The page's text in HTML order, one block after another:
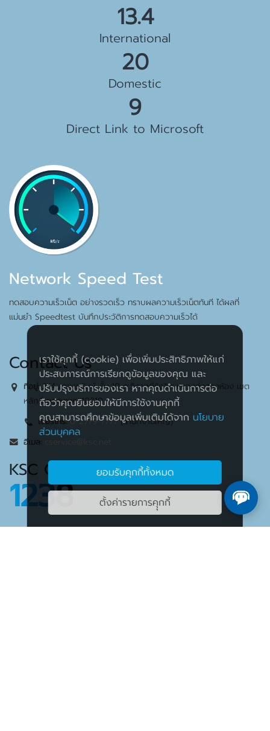
15.0
International
22
Domestic
10
Direct Link to Microsoft
Network Speed Test
ทดสอบความเร็วเน็ต อย่างรวดเร็ว ทราบผลความเร็วเน็ตทันที ได้ผลที่
แม่นยำ Speedtest บันทึกประวัติการทดสอบความเร็วได้
Contact Us
ที่อยู่:2/4 อาคารชับบ์ ชั้น 10 ถ.วิภาวดีรังสิต แขวงทุ่งสองห้อง เขต
หลักสี่ กรุงเทพฯ 10210
เบอร์โทร: 0-2779-7777(สำนักงานใหญ่)
อีเมล:
KSC Call Center
1238
เราใช้คุกกี้ (cookie) เพื่อเพิ่มประสิทธิภาพให้แก่
ประสบการณ์การเรียกดูข้อมูลของคุณ และ
ปรับปรุงบริการของเรา หากคุณดำเนินการต่อ
ถือว่าคุณยินยอมให้มีการใช้งานคุกกี้
คุณสามารถศึกษาข้อมูลเพิ่มเติมได้จาก นโยบาย
ส่วนบุคคล
ยอมรับคุกกี้ทั้งหมด
ตั้งค่ารายการคุุกกี้